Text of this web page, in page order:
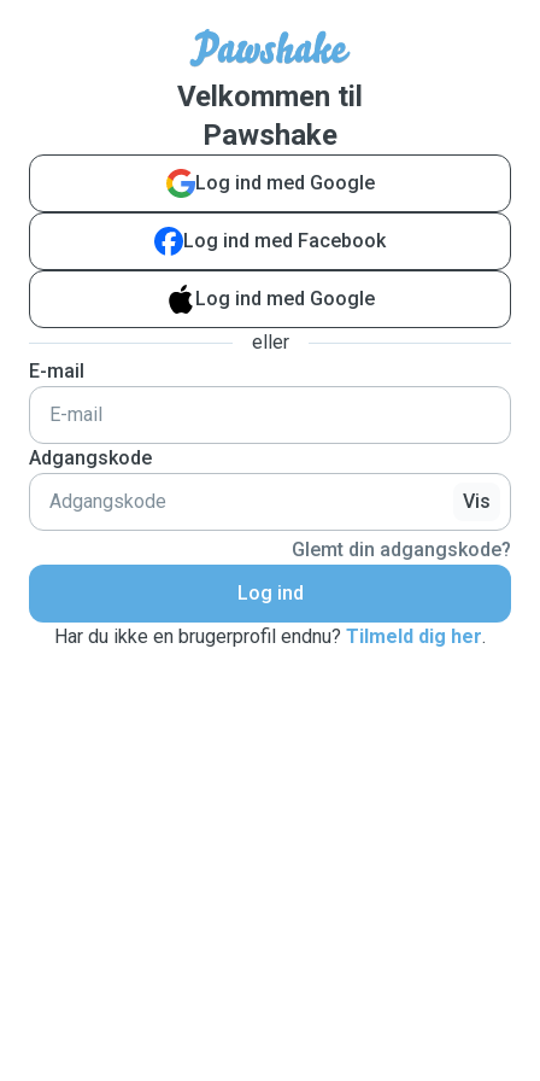
Velkommen til
Pawshake
Log ind med Google
Log ind med Facebook
Log ind med Google
eller
E-mail
Adgangskode
Vis
Glemt din adgangskode?
Log ind
Har du ikke en brugerprofil endnu? Tilmeld dig her.